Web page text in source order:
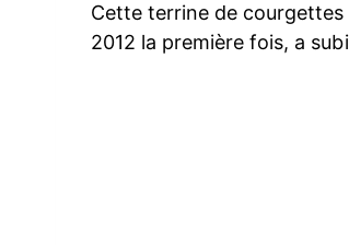
Cette terrine de courgettes
2012 la première fois, a